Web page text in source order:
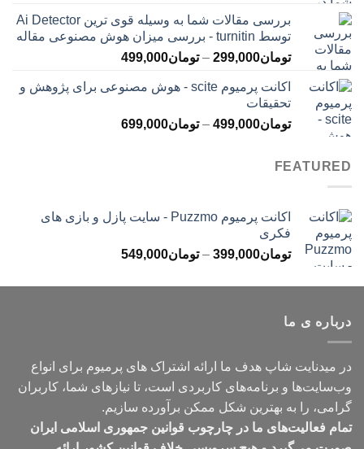
تومان199,000
تا
تومان499,000
بررسی مقالات شما به وسیله قوی ترین Ai Detector
توسط turnitin - بررسی میزان هوش مصنوعی مقاله
تومان299,000
– تومان499,000محدوده
تومان299,000
تومان499,000
اکانت پرمیوم scite - هوش مصنوعی برای پژوهش و
تحقیقات
تومان499,000
– تومان699,000محدوده
FEATURED
اکانت پرمیوم Puzzmo - سایت پازل و بازی های
فکری
تومان399,000
– تومان549,000محدوده
تومان399,000
درباره ی ما
در میدنایت شاپ هدف ما ارائه اشتراک های پرمیوم برای انواع
وب‌سایت‌ها و برنامه‌های کاربردی است، تا نیازهای شما، کاربران
گرامی، را به بهترین شکل ممکن برآورده سازیم.
تمام فعالیت‌های ما در چارچوب قوانین جمهوری اسلامی ایران